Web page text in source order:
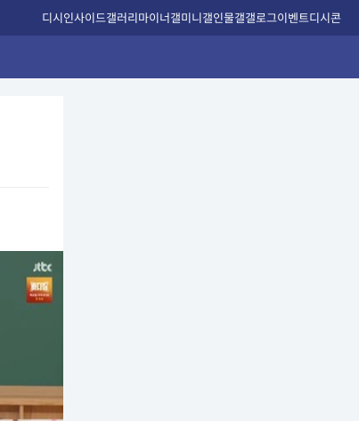
디시인사이드갤러리마이너갤미니갤인물갤갤로그이벤트디시콘